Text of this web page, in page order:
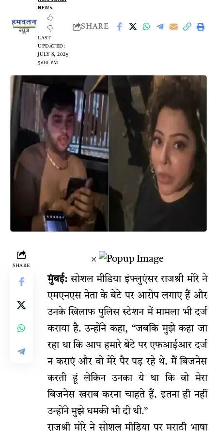
LAST
UPDATED:
JULY 8, 2025
5:00 PM
NEWS
SHARE
SHARE
×
मुंबई: सोशल मीडिया इंफ्लुएंसर राजश्री मोरे ने
एमएनएस नेता के बेटे पर आरोप लगाए हैं और
उनके खिलाफ पुलिस स्टेशन में मामला भी दर्ज
कराया है. उन्होंने कहा, “जबकि मुझे कहा जा
रहा था कि आप हमारे बेटे पर एफआईआर दर्ज
न कराएं और वो मेरे पैर पड़ रहे थे. मैं बिजनेस
करती हूं लेकिन उनका ये था कि वो मेरा
बिजनेस खराब करना चाहते हैं. इतना ही नहीं
उन्होंने मुझे धमकी भी दी थी.”
राजश्री मोरे ने सोशल मीडिया पर मराठी भाषा